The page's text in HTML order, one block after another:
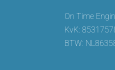
On Time
KvK:
BTW: